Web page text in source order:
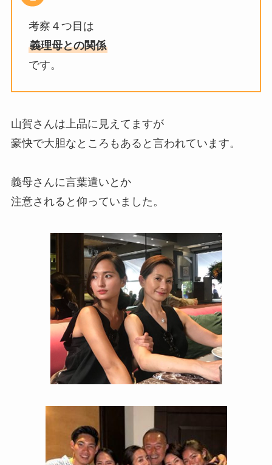
考察４つ目は
義理母との関係
です。
山賀さんは上品に見えてますが
豪快で大胆なところもあると言われています。
義母さんに言葉遣いとか
注意されると仰っていました。